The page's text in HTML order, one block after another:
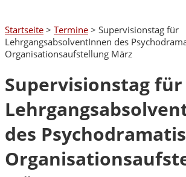
Startseite > Termine > Supervisionstag für
LehrgangsabsolventInnen des
Organisationsaufstellung März
Supervisionstag für
des